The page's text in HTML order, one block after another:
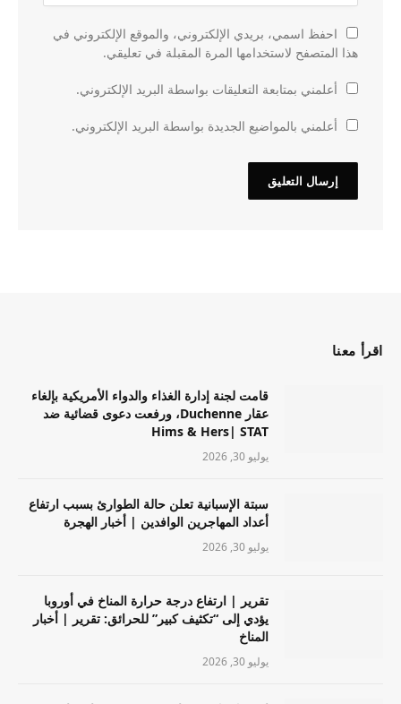
احفظ اسمي، بريدي الإلكتروني، والموقع الإلكتروني في
هذا المتصفح لاستخدامها المرة المقبلة في تعليقي.
أعلمني بمتابعة التعليقات بواسطة البريد الإلكتروني.
أعلمني بالمواضيع الجديدة بواسطة البريد الإلكتروني.
اقرأ معنا
قامت لجنة إدارة الغذاء والدواء الأمريكية بإلغاء
عقار Duchenne، ورفعت دعوى قضائية ضد
Hims & Hers| STAT
يوليو 30, 2026
سبتة الإسبانية تعلن حالة الطوارئ بسبب ارتفاع
أعداد المهاجرين الوافدين | أخبار الهجرة
يوليو 30, 2026
تقرير | ارتفاع درجة حرارة المناخ في أوروبا
يؤدي إلى “تكثيف كبير” للحرائق: تقرير | أخبار
المناخ
يوليو 30, 2026